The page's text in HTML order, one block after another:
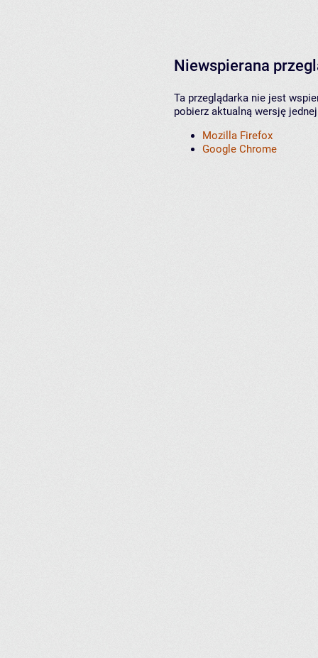
Niewspierana
Ta przeglądarka nie jest
pobierz aktualną wersję
Mozilla Firefox
Google Chrome